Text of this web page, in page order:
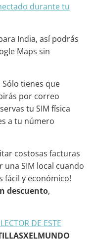
durante tu
India, así podrás
Maps sin
Sólo tienes que
por correo
tu SIM física
a tu número
costosas facturas
una SIM local cuando
fácil y económico!
descuento,
DE ESTE